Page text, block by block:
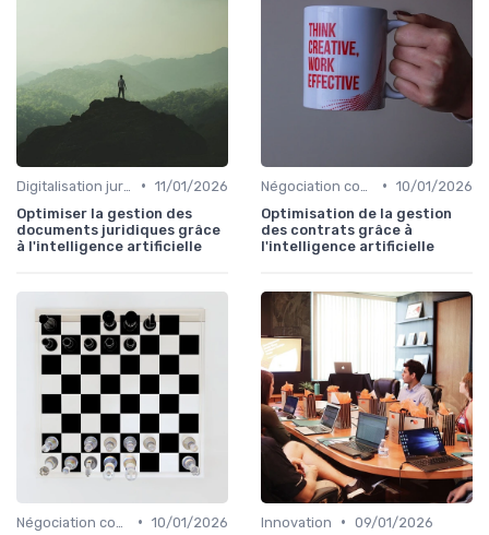
• 11/01/2026
Optimiser la gestion des
documents juridiques grâce
à l'intelligence artificielle
• 10/01/2026
Optimisation de la gestion
des contrats grâce à
l'intelligence artificielle
• 10/01/2026
Innovation • 09/01/2026